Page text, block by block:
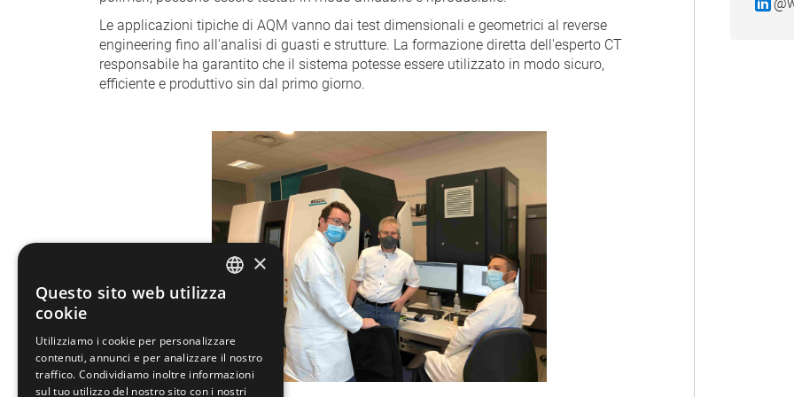
Le applicazioni tipiche di AQM vanno dai test dimensionali e geometrici al reverse
engineering fino all'analisi di guasti e strutture. La formazione diretta dell'esperto CT
responsabile ha garantito che il sistema potesse essere utilizzato in modo sicuro,
efficiente e produttivo sin dal primo giorno.
SPANISH
POLISH
×
Questo sito web utilizza
cookie
Utilizziamo i cookie per personalizzare
contenuti, annunci e per analizzare il nostro
traffico. Condividiamo inoltre informazioni
sul tuo utilizzo del nostro sito con i nostri